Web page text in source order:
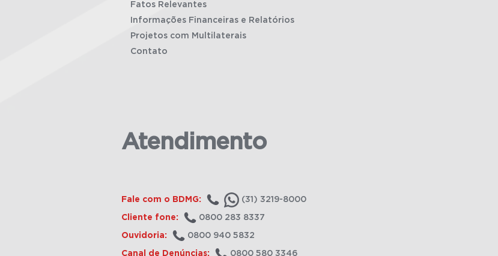
Fatos Relevantes
Informações Financeiras e Relatórios
Projetos com Multilaterais
Contato
Atendimento
Fale com o BDMG: (31) 3219-8000
Cliente fone: 0800 283 8337
Ouvidoria: 0800 940 5832
Canal de Denúncias: 0800 580 3346